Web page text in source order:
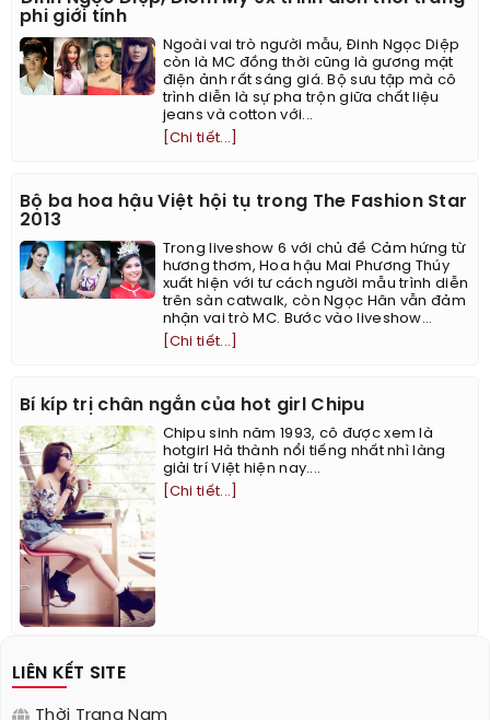
phi giới tính
Ngoài vai trò người mẫu, Đinh Ngọc Diệp
còn là MC đồng thời cũng là gương mặt
điện ảnh rất sáng giá. Bộ sưu tập mà cô
trình diễn là sự pha trộn giữa chất liệu
jeans và cotton với...
[Chi tiết...]
Bộ ba hoa hậu Việt hội tụ trong The Fashion Star
2013
Trong liveshow 6 với chủ đề Cảm hứng từ
hương thơm, Hoa hậu Mai Phương Thúy
xuất hiện với tư cách người mẫu trình diễn
trên sàn catwalk, còn Ngọc Hân vẫn đảm
nhận vai trò MC. Bước vào liveshow...
[Chi tiết...]
Bí kíp trị chân ngắn của hot girl Chipu
Chipu sinh năm 1993, cô được xem là
hotgirl Hà thành nổi tiếng nhất nhì làng
giải trí Việt hiện nay....
[Chi tiết...]
LIÊN KẾT SITE
Thời Trang Nam